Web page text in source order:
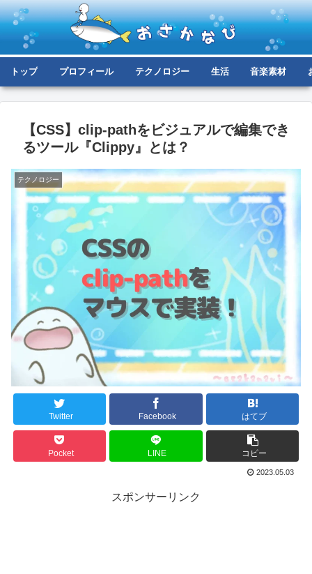
トップ プロフィール テクノロジー 生活 音楽素材
【CSS】clip-pathをビジュアルで編集でき
るツール『Clippy』とは？
テクノロジー
Twitter Facebook はてブ
Pocket LINE コピー
2023.05.03
スポンサーリンク